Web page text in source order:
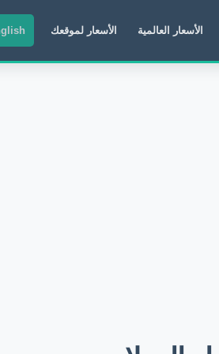
الأسعار العالمية الأسعار لموقعك